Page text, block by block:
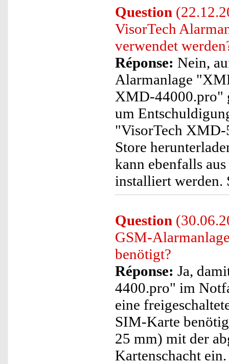
Question
VisorTech
verwendet
Réponse: Nein,
Alarmanlage
XMD-44000.pro"
um
"VisorTech XMD-
Store
kann ebenfalls
installiert werden.
Question
GSM-
benötigt?
Réponse: Ja,
4400.pro" im
eine
SIM-Karte
25 mm) mit der
Kartenschacht ein.